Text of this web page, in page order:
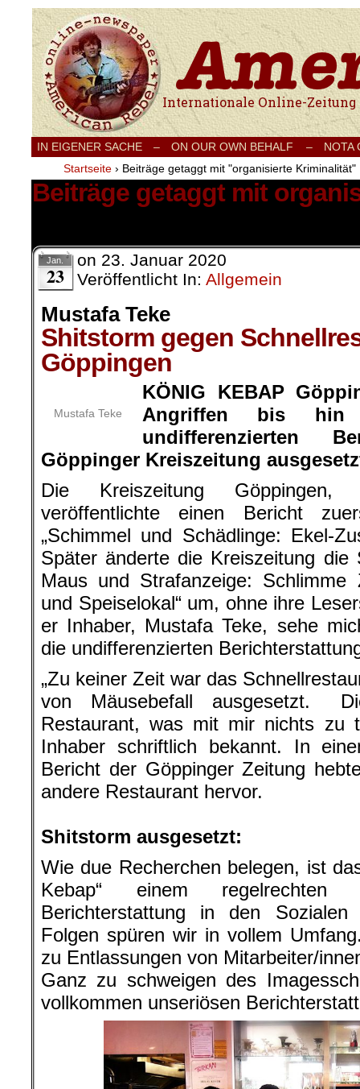
Internationale Onlinezeitung für Frieden,
IN EIGENER SACHE – ON OUR OWN BEHALF –
NOTA
Startseite › Beiträge getaggt mit "organisierte Kriminalität"
Beiträge getaggt mit
Jan.
23
on 23. Januar 2020
Veröffentlicht In: Allgemein
Mustafa Teke
Shitstorm gegen
Göppingen
Mustafa Teke
KÖNIG KEBAP
Angriffen bis hin
undifferenzierten
Göppinger Kreiszeitung
Die Kreiszeitung Göppingen,
veröffentlichte einen Bericht
„Schimmel und Schädlinge: Ekel-
Später änderte die Kreiszeitung die
Maus und Strafanzeige: Schlimme
und Speiselokal“ um, ohne ihre
er Inhaber, Mustafa Teke, sehe
die undifferenzierten
„Zu keiner Zeit war das
von Mäusebefall ausgesetzt.
Restaurant, was mit mir nichts zu
Inhaber schriftlich bekannt. In
Bericht der Göppinger Zeitung
andere Restaurant hervor.
Shitstorm ausgesetzt:
Wie due Recherchen belegen, ist
Kebap“ einem
Berichterstattung in den
Folgen spüren wir in vollem
zu Entlassungen von Mitarbeiter/
Ganz zu schweigen des
vollkommen unseriösen